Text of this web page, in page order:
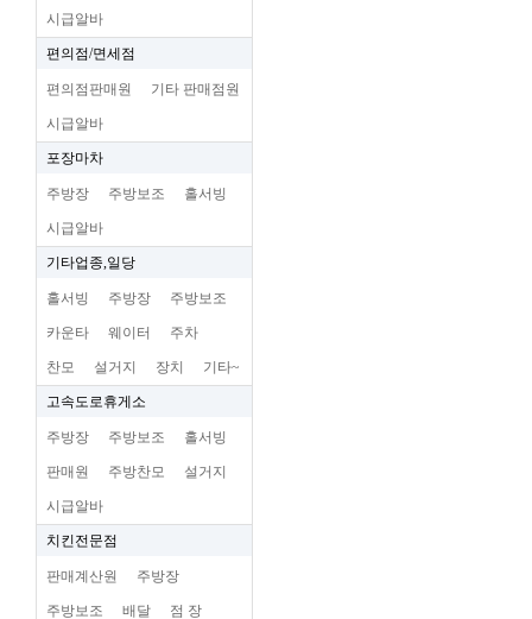
시급알바
편의점/면세점
편의점판매원 기타 판매점원
시급알바
포장마차
주방장 주방보조 홀서빙
시급알바
기타업종,일당
홀서빙 주방장 주방보조
카운타 웨이터 주차
찬모 설거지 장치 기타~
고속도로휴게소
주방장 주방보조 홀서빙
판매원 주방찬모 설거지
시급알바
치킨전문점
판매계산원 주방장
주방보조 배달 점 장